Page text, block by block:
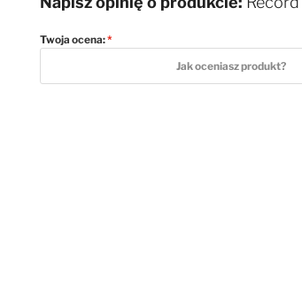
Twoja ocena:
Jak oceniasz produkt?
5 stars